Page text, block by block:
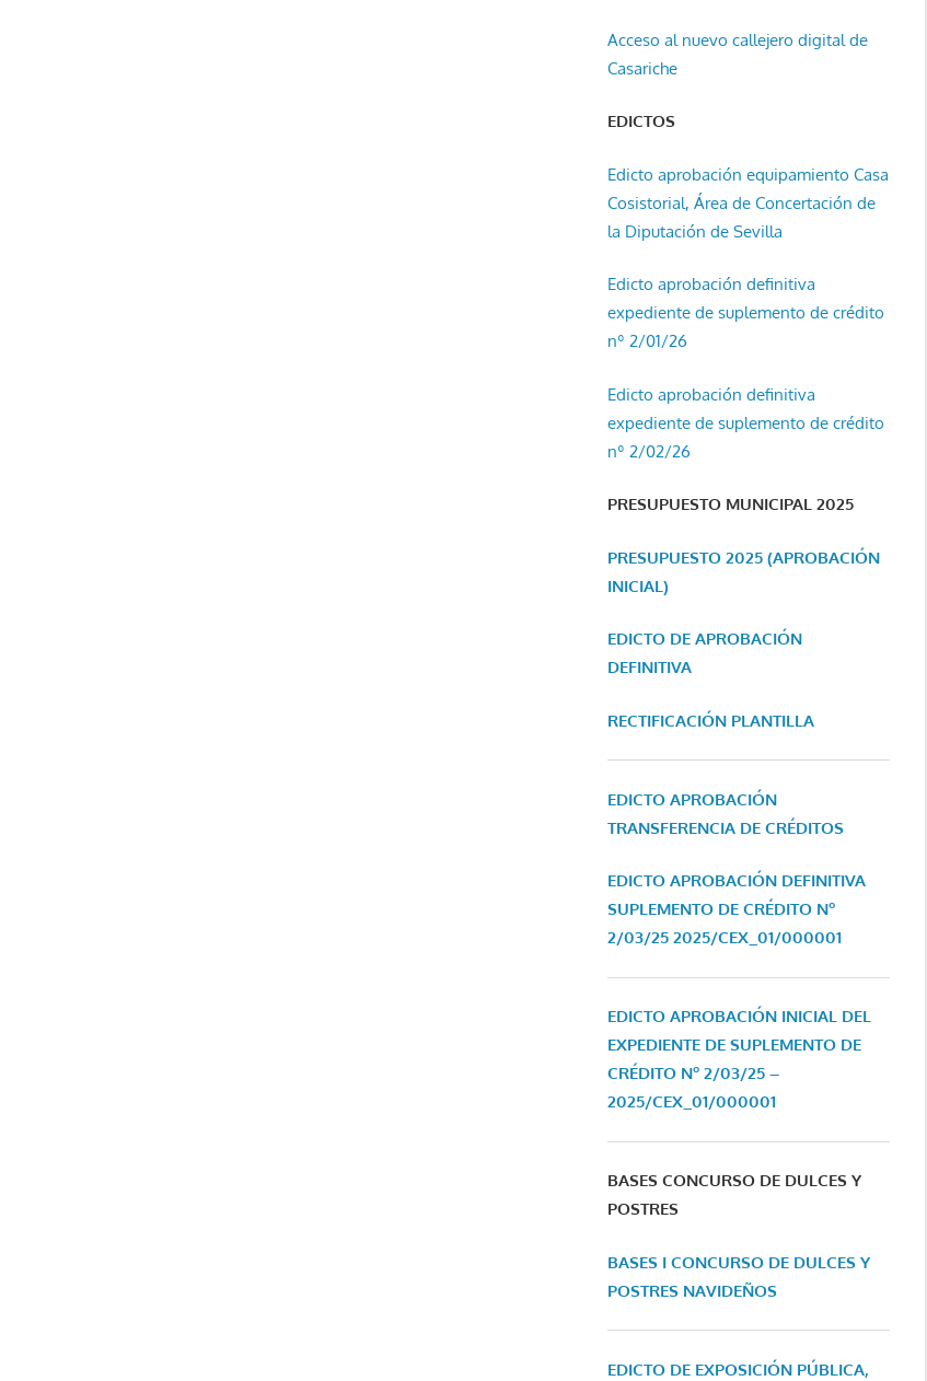
Acceso al nuevo callejero digital de
Casariche
EDICTOS
Edicto aprobación equipamiento Casa
Cosistorial, Área de Concertación de
la Diputación de Sevilla
Edicto aprobación definitiva
expediente de suplemento de crédito
nº 2/01/26
Edicto aprobación definitiva
expediente de suplemento de crédito
nº 2/02/26
PRESUPUESTO MUNICIPAL 2025
PRESUPUESTO 2025 (APROBACIÓN
INICIAL)
EDICTO DE APROBACIÓN
DEFINITIVA
RECTIFICACIÓN PLANTILLA
EDICTO APROBACIÓN
TRANSFERENCIA DE CRÉDITOS
EDICTO APROBACIÓN DEFINITIVA
SUPLEMENTO DE CRÉDITO Nº
2/03/25 2025/CEX_01/000001
EDICTO APROBACIÓN INICIAL DEL
EXPEDIENTE DE SUPLEMENTO DE
CRÉDITO Nº 2/03/25 –
2025/CEX_01/000001
BASES CONCURSO DE DULCES Y
POSTRES
BASES I CONCURSO DE DULCES Y
POSTRES NAVIDEÑOS
EDICTO DE EXPOSICIÓN PÚBLICA,